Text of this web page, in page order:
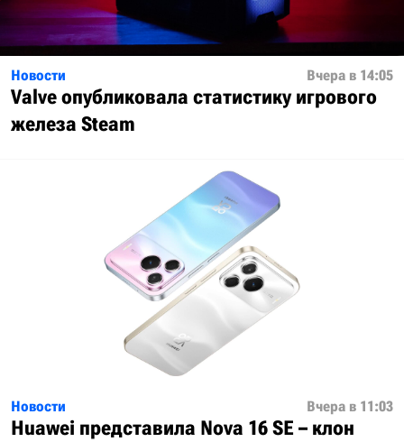
Новости Вчера в 14:05
Valve опубликовала статистику игрового
железа Steam
Новости Вчера в 11:03
Huawei представила Nova 16 SE – клон